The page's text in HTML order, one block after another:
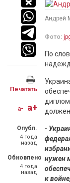
Печатать
a- a+
Опубл.
4 года
назад
Обновлено
4 года
назад
Андрей
Фото:
По
-
нужен
к